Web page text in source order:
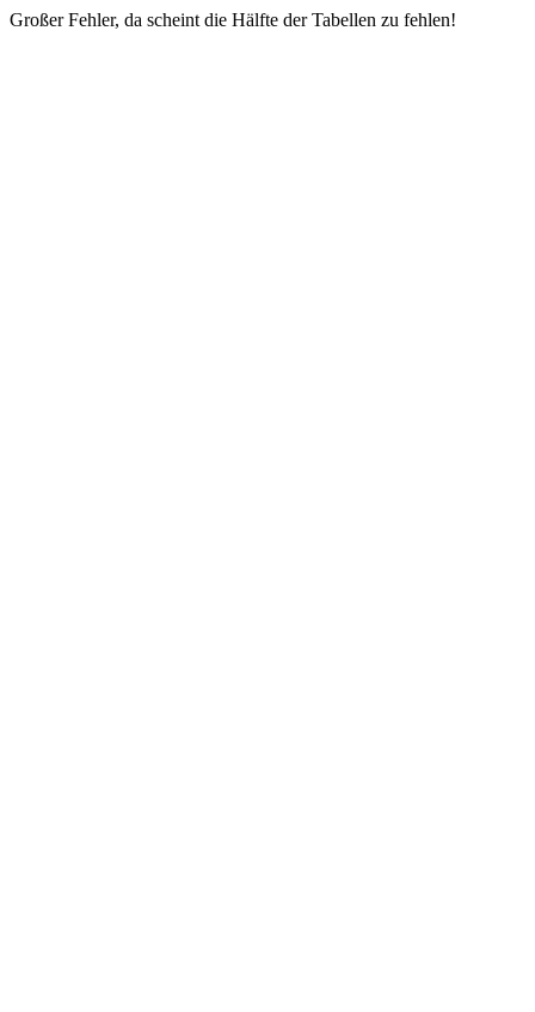
Großer Fehler, da scheint die Hälfte der Tabellen zu fehlen!